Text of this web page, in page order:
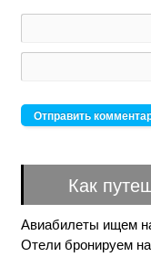
Как
Авиабилеты ищем
Отели бронируем на